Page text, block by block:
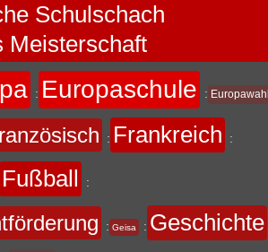
Schulschach
Meisterschaft
: Europaschule : Europawahl
: Frankreich :
Fußball :
: Geisa : Geschichte